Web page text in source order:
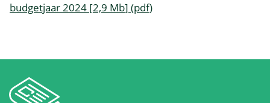
budgetjaar 2024 2,9 Mb pdf